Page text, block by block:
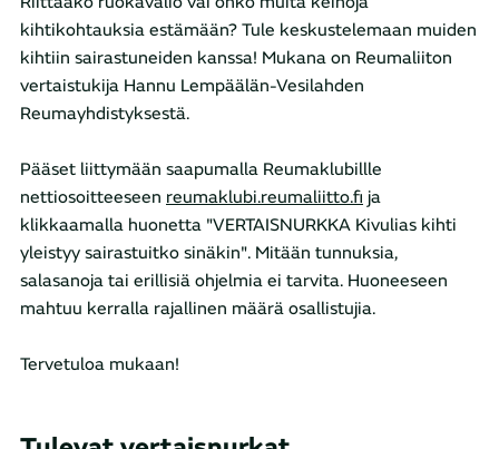
kihtikohtauksia estämään? Tule keskustelemaan muiden
kihtiin sairastuneiden kanssa! Mukana on Reumaliiton
vertaistukija Hannu Lempäälän-Vesilahden
Reumayhdistyksestä.
Pääset liittymään saapumalla Reumaklubillle
nettiosoitteeseen reumaklubi.reumaliitto.fi ja
klikkaamalla huonetta "VERTAISNURKKA Kivulias kihti
yleistyy sairastuitko sinäkin". Mitään tunnuksia,
salasanoja tai erillisiä ohjelmia ei tarvita. Huoneeseen
mahtuu kerralla rajallinen määrä osallistujia.
Tervetuloa mukaan!